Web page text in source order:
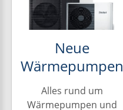
Neue
Wärmepumpen
Alles rund um
Wärmepumpen und